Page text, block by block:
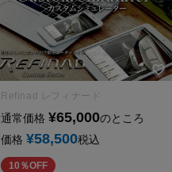
Refinad レフィナード
通常価格 ¥65,000のところ
価格 ¥58,500税込
10％OFF